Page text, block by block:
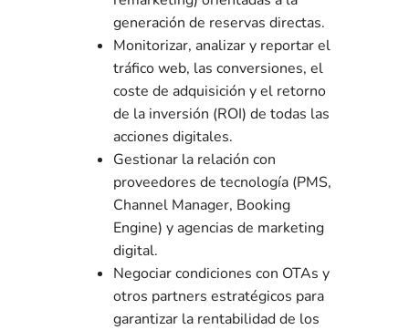
generación de reservas directas.
Monitorizar, analizar y reportar el
tráfico web, las conversiones, el
coste de adquisición y el retorno
de la inversión (ROI) de todas las
acciones digitales.
Gestionar la relación con
proveedores de tecnología (PMS,
Channel Manager, Booking
Engine) y agencias de marketing
digital.
Negociar condiciones con OTAs y
otros partners estratégicos para
garantizar la rentabilidad de los